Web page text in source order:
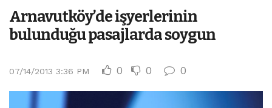
Arnavutköy’de işyerlerinin
bulunduğu pasajlarda soygun
07/14/2013 3:36 PM 0 0 0